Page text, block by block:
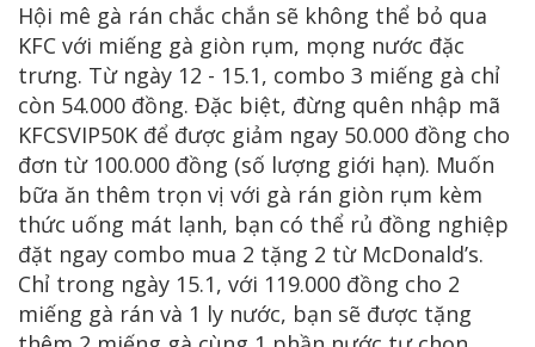
Hội mê gà rán chắc chắn sẽ không thể bỏ qua
KFC với miếng gà giòn rụm, mọng nước đặc
trưng. Từ ngày 12 - 15.1, combo 3 miếng gà chỉ
còn 54.000 đồng. Đặc biệt, đừng quên nhập mã
KFCSVIP50K để được giảm ngay 50.000 đồng cho
đơn từ 100.000 đồng (số lượng giới hạn). Muốn
bữa ăn thêm trọn vị với gà rán giòn rụm kèm
thức uống mát lạnh, bạn có thể rủ đồng nghiệp
đặt ngay combo mua 2 tặng 2 từ McDonald’s.
Chỉ trong ngày 15.1, với 119.000 đồng cho 2
miếng gà rán và 1 ly nước, bạn sẽ được tặng